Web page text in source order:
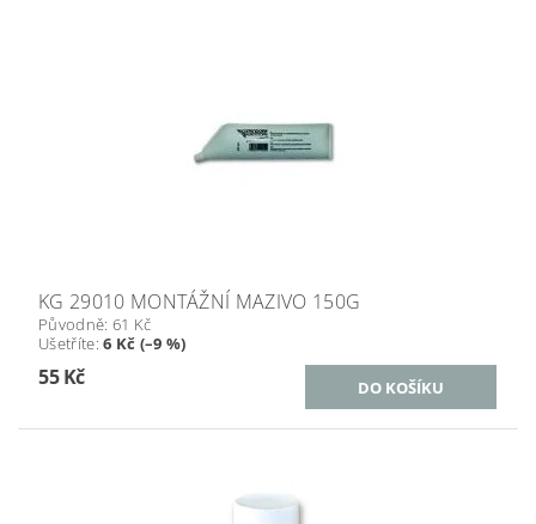
KG 29010 MONTÁŽNÍ MAZIVO 150G
Původně: 61 Kč
Ušetříte:6 Kč (–9 %)
55 Kč